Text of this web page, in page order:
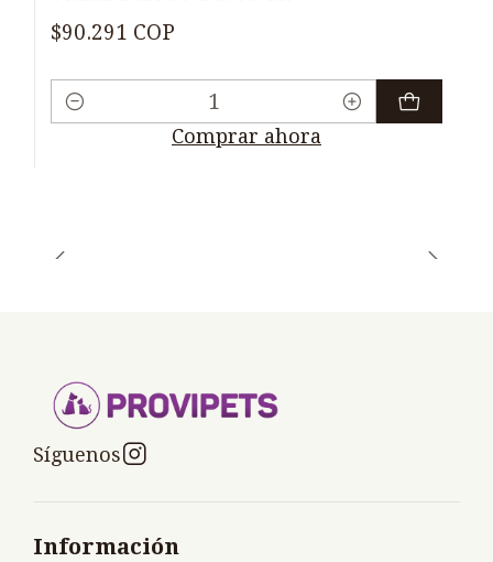
$90.291 COP
Cantidad
Comprar ahora
Síguenos
Información